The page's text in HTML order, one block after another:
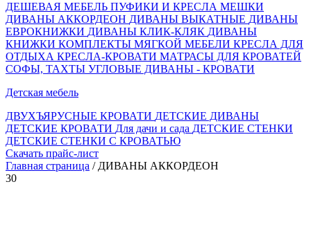
ДЕШЕВАЯ МЕБЕЛЬ ПУФИКИ И КРЕСЛА МЕШКИ
ДИВАНЫ АККОРДЕОН ДИВАНЫ ВЫКАТНЫЕ ДИВАНЫ
ЕВРОКНИЖКИ ДИВАНЫ КЛИК-КЛЯК ДИВАНЫ
КНИЖКИ КОМПЛЕКТЫ МЯГКОЙ МЕБЕЛИ КРЕСЛА ДЛЯ
ОТДЫХА КРЕСЛА-КРОВАТИ МАТРАСЫ ДЛЯ КРОВАТЕЙ
СОФЫ, ТАХТЫ УГЛОВЫЕ ДИВАНЫ - КРОВАТИ
Детская мебель
ДВУХЪЯРУСНЫЕ КРОВАТИ ДЕТСКИЕ ДИВАНЫ
ДЕТСКИЕ КРОВАТИ Для дачи и сада ДЕТСКИЕ СТЕНКИ
ДЕТСКИЕ СТЕНКИ С КРОВАТЬЮ
Скачать прайс-лист
Главная страница / ДИВАНЫ АККОРДЕОН
30